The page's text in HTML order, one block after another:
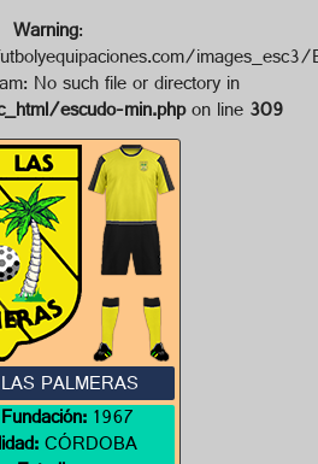
Warning:
No such file or directory in
escudo-min.phpon line309
PALMERAS
1967
CÓRDOBA